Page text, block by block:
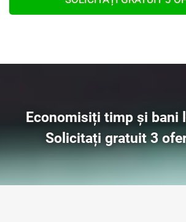
Economisiți timp și bani
Solicitați gratuit 3